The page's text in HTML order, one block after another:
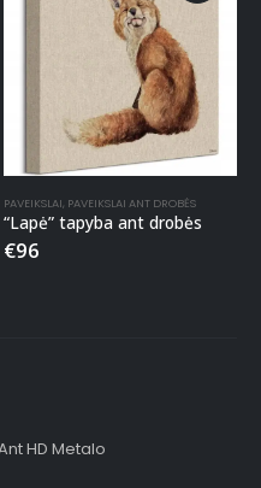
PAVEIKSLAI, PAVEIKSLAI ANT DROBĖS
“Lapė” tapyba ant drobės
€96
HD Metalo